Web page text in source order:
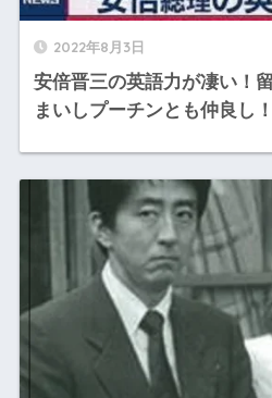
2022年8月3日
安倍晋三の英語力が凄い！
まいしプーチンとも仲良し！